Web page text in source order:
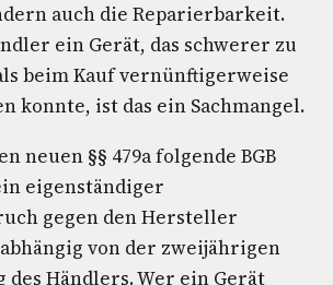
auch die Reparierbarkeit.
ein Gerät, das schwerer zu
beim Kauf vernünftigerweise
konnte, ist das ein Sachmangel.
neuen §§ 479a folgende BGB
eigenständiger
gegen den Hersteller
von der zweijährigen
Händlers. Wer ein Gerät